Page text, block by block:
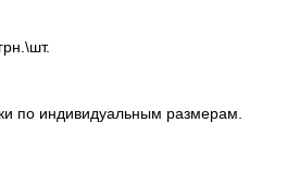
по индивидуальным размерам.